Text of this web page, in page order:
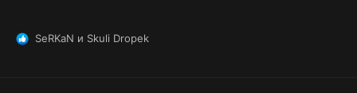
Р
SeRKaN и Skuli Dropek